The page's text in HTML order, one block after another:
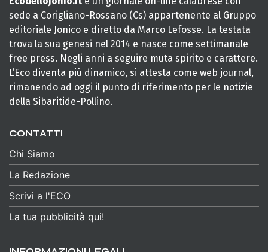
sede a Corigliano-Rossano (Cs) appartenente al Gruppo
editoriale Jonico e diretto da Marco Lefosse. La testata
trova la sua genesi nel 2014 e nasce come settimanale
free press. Negli anni a seguire muta spirito e carattere.
L’Eco diventa più dinamico, si attesta come web journal,
rimanendo ad oggi il punto di riferimento per le notizie
della Sibaritide-Pollino.
CONTATTI
Chi Siamo
La Redazione
Scrivi a l'ECO
La tua pubblicità qui!